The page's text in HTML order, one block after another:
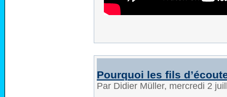
Pourquoi les fils
Par Didier Müller, mercredi 2